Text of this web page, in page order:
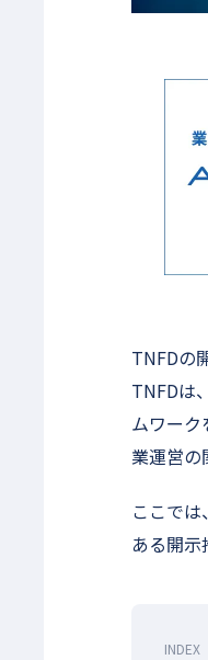
TNFDの
TNFDは
ムワーク
業運営の
ここで
ある開示
INDEX